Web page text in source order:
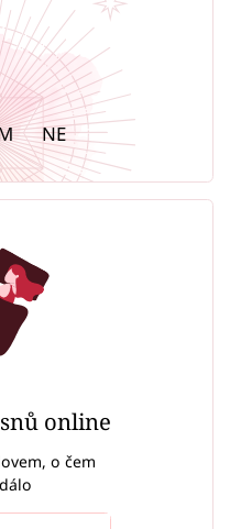
NE
online
o čem